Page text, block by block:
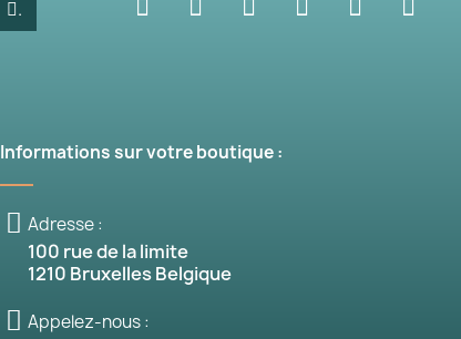
.
Informations sur votre boutique :
Adresse :
100 rue de la limite
1210 Bruxelles Belgique
Appelez-nous :